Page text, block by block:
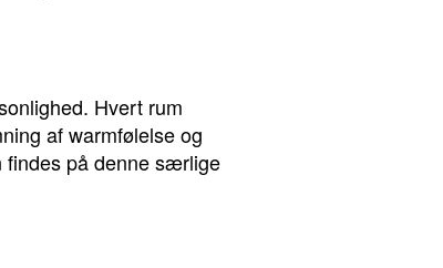
Hvert rum
af warmfølelse og
på denne særlige